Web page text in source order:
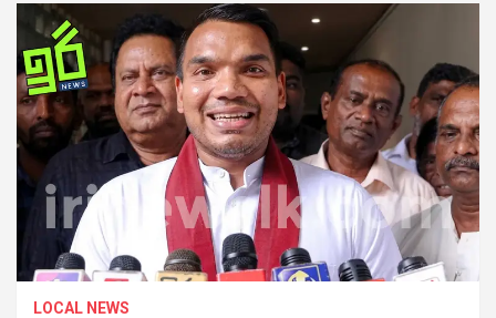
LOCAL NEWS